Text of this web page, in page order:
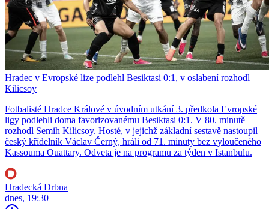
Hradec v Evropské lize podlehl Besiktasi 0:1, v oslabení rozhodl
Kilicsoy
Fotbalisté Hradce Králové v úvodním utkání 3. předkola Evropské
ligy podlehli doma favorizovanému Besiktasi 0:1. V 80. minutě
rozhodl Semih Kilicsoy. Hosté, v jejichž základní sestavě nastoupil
český křídelník Václav Černý, hráli od 71. minuty bez vyloučeného
Kassouma Ouattary. Odveta je na programu za týden v Istanbulu.
Hradecká Drbna
dnes, 19:30